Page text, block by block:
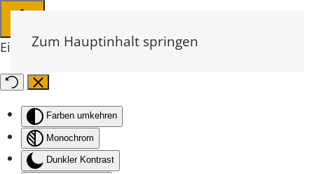
Eingabehilfen öffnen
Farben umkehren
Monochrom
Dunkler Kontrast
Zum Hauptinhalt springen